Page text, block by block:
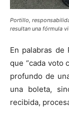
Portillo,
resultan una fórmula
En palabras
que “cada voto
profundo de
una boleta,
recibida,